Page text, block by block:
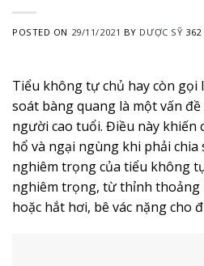
POSTED ON 29/11/2021 BY DƯỢC SỸ 362
Tiểu không tự chủ hay còn gọi
soát bàng quang là một vấn
người cao tuổi. Điều này khiến
hổ và ngại ngùng khi phải chia
nghiêm trọng của tiểu không
nghiêm trọng, từ thỉnh
hoặc hắt hơi, bê vác nặng cho